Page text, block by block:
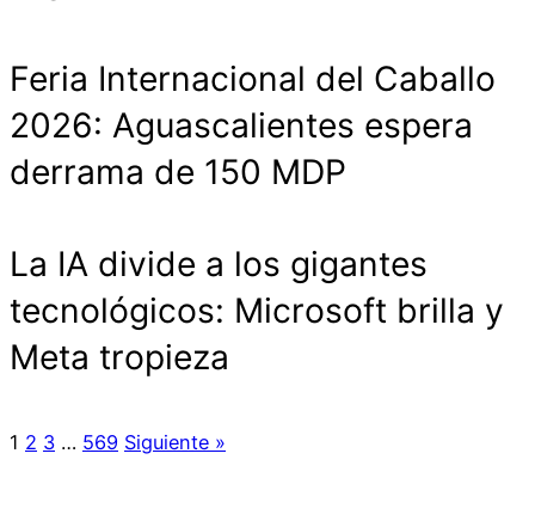
Feria Internacional del Caballo
2026: Aguascalientes espera
derrama de 150 MDP
La IA divide a los gigantes
tecnológicos: Microsoft brilla y
Meta tropieza
1 2 3 … 569 Siguiente »